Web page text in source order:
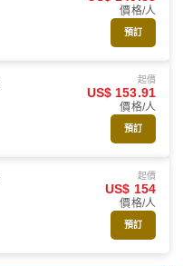
價格/人
預訂
起價
US$ 153.91
價格/人
預訂
起價
US$ 154
價格/人
預訂